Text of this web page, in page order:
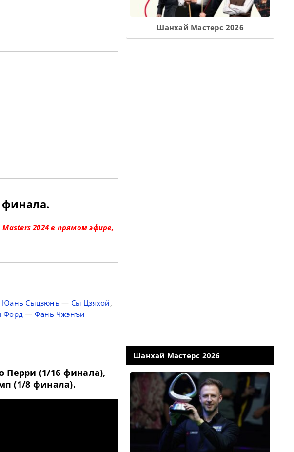
2024 в прямом эфире,
Юань Сыцзюнь — Сы Цзяхой,
Форд— Фань Чжэнъи
Перри (1/16 финала),
(1/8 финала).
Шанхай Мастерс 2026
Шанхай Мастерс 2026